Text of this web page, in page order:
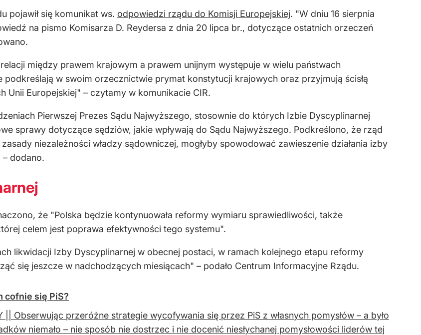
pojawił się komunikat ws. odpowiedzi rządu do Komisji Europejskiej. "W dniu 16 sierpnia
na pismo Komisarza D. Reydersa z dnia 20 lipca br., dotyczące ostatnich orzeczeń
między prawem krajowym a prawem unijnym występuje w wielu państwach
w swoim orzecznictwie prymat konstytucji krajowych oraz przyjmują ścisłą
Unii Europejskiej" – czytamy w komunikacie CIR.
Pierwszej Prezes Sądu Najwyższego, stosownie do których Izbie Dyscyplinarnej
sprawy dotyczące sędziów, jakie wpływają do Sądu Najwyższego. Podkreślono, że rząd
niezależności władzy sądowniczej, mogłyby spowodować zawieszenie działania izby
dodano.
że "Polska będzie kontynuowała reformy wymiaru sprawiedliwości, także
celem jest poprawa efektywności tego systemu".
likwidacji Izby Dyscyplinarnej w obecnej postaci, w ramach kolejnego etapu reformy
się jeszcze w nadchodzących miesiącach" – podało Centrum Informacyjne Rządu.
cofnie się PiS?
|| Obserwując przeróżne strategie wycofywania się przez PiS z własnych pomysłów – a było
niemało – nie sposób nie dostrzec i nie docenić niesłychanej pomysłowości liderów tej